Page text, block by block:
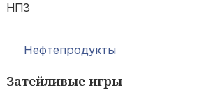
НПЗ
Нефтепродукты
Затейливые игры